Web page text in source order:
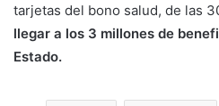
tarjetas del bono salud, de las
llegar a los 3 millones de
Estado.